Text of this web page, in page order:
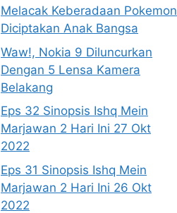
Melacak Keberadaan Pokemon
Diciptakan Anak Bangsa
Waw!, Nokia 9 Diluncurkan
Dengan 5 Lensa Kamera
Belakang
Eps 32 Sinopsis Ishq Mein
Marjawan 2 Hari Ini 27 Okt
2022
Eps 31 Sinopsis Ishq Mein
Marjawan 2 Hari Ini 26 Okt
2022